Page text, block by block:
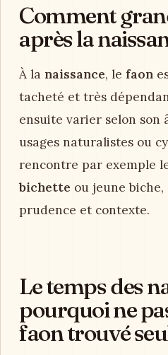
Comment
après la
À la naissance, le faon
tacheté et très
ensuite varier selon son
usages naturalistes ou
rencontre par exemple
bichette ou jeune
prudence et contexte.
Le temps des
pourquoi ne
faon trouvé